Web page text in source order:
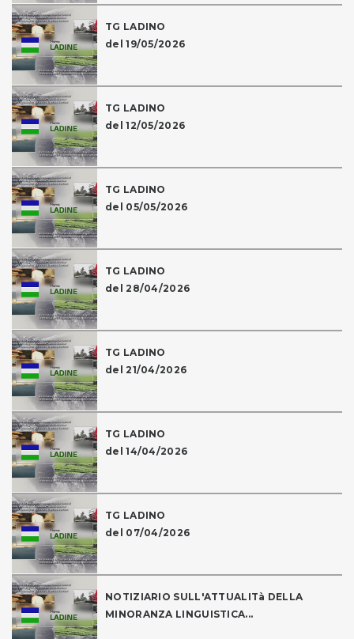
TG LADINO
del 19/05/2026
TG LADINO
del 12/05/2026
TG LADINO
del 05/05/2026
TG LADINO
del 28/04/2026
TG LADINO
del 21/04/2026
TG LADINO
del 14/04/2026
TG LADINO
del 07/04/2026
NOTIZIARIO SULL'ATTUALITà DELLA
MINORANZA LINGUISTICA...